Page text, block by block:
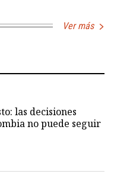
Ver más
las decisiones
no puede seguir